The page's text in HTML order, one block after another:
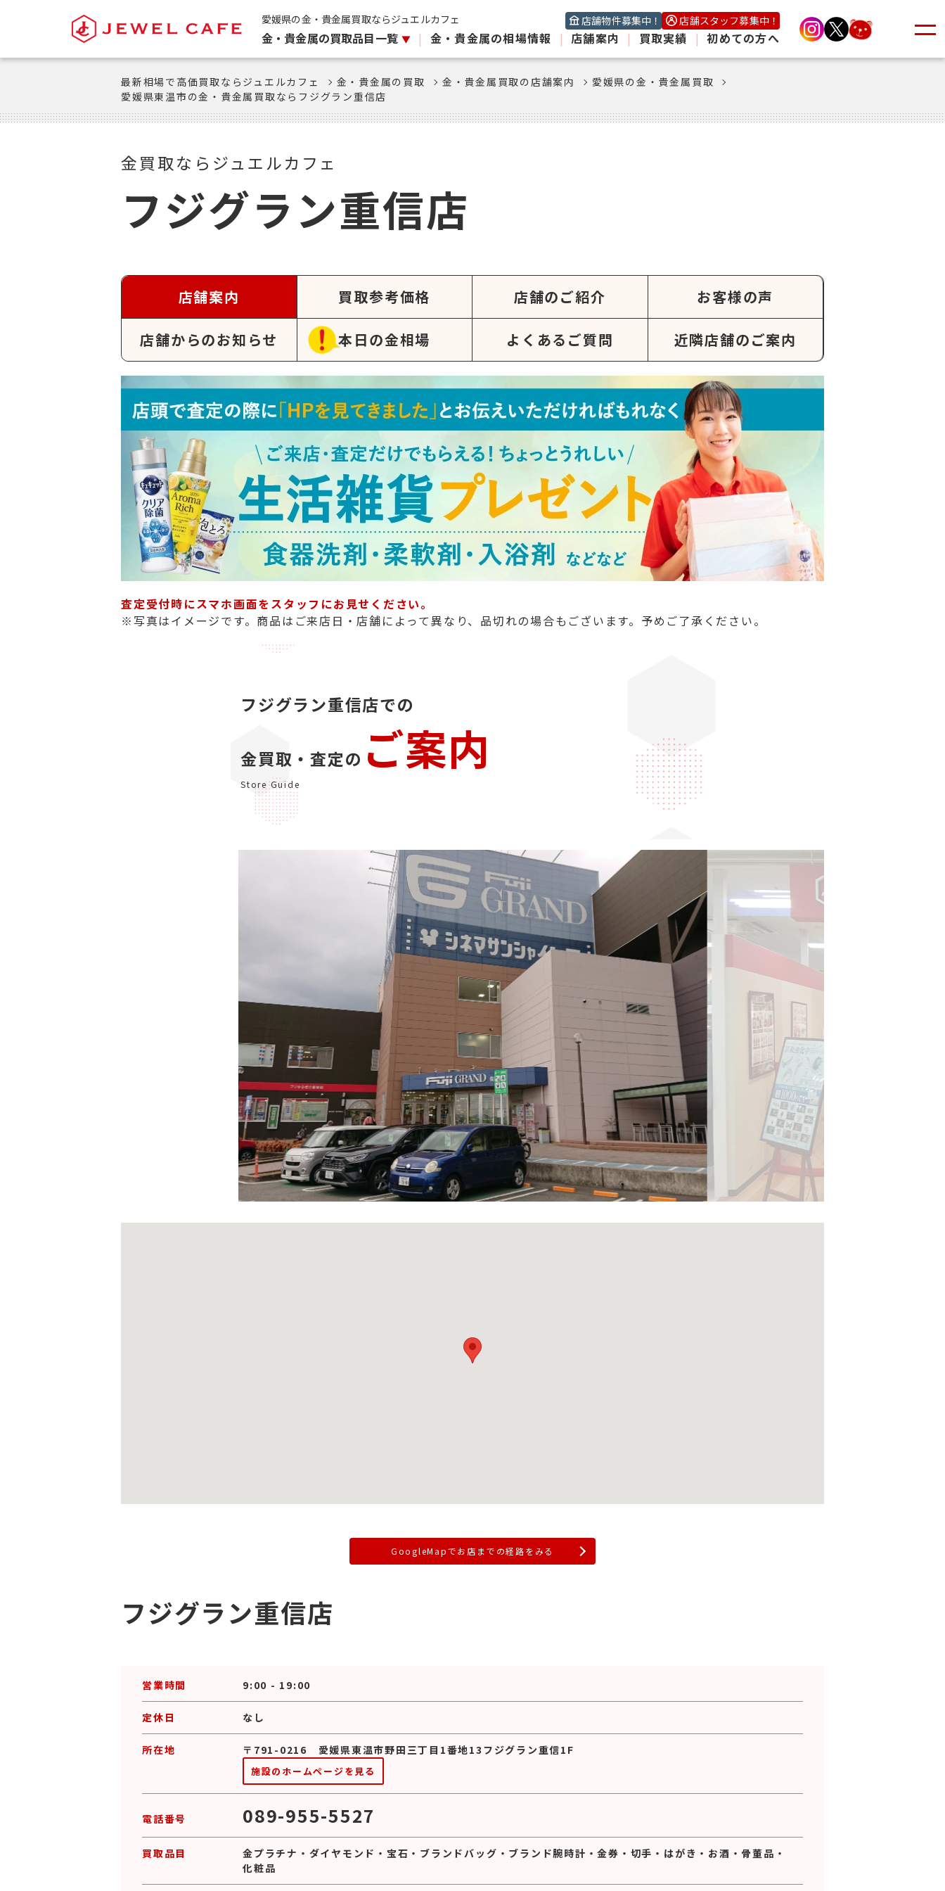
愛媛県の金・貴金属買取ならジュエルカフェ 店舗物件募集中！ 店舗スタッフ募集中！
金・貴金属の買取品目一覧 | 金・貴金属の相場情報 | 店舗案内 | 買取実績 | 初めての方へ
最新相場で高価買取ならジュエルカフェ 金・貴金属の買取 金・貴金属買取の店舗案内
愛媛県の金・貴金属買取
愛媛県東温市の金・貴金属買取ならフジグラン重信店
金買取ならジュエルカフェ
フジグラン重信店
店舗案内 買取参考価格 店舗のご紹介 お客様の声
店舗からのお知らせ 本日の金相場 よくあるご質問 近隣店舗のご案内
査定受付時にスマホ画面をスタッフにお見せください。
※写真はイメージです。商品はご来店日・店舗によって異なり、品切れの場合もございます。予めご了承ください。
フジグラン重信店での
金買取・査定の ご案内
Store Guide
GoogleMapでお店までの経路をみる
フジグラン重信店
営業時間 9:00 - 19:00
定休日 なし
所在地 〒791-0216 愛媛県東温市野田三丁目1番地13フジグラン重信1F
施設のホームページを見る
電話番号 089-955-5527
買取品目 金プラチナ ・ ダイヤモンド ・ 宝石 ・ ブランドバッグ ・ ブランド腕時計 ・金券 ・ 切手 ・ はがき ・ お酒 ・ 骨董品 ・
化粧品